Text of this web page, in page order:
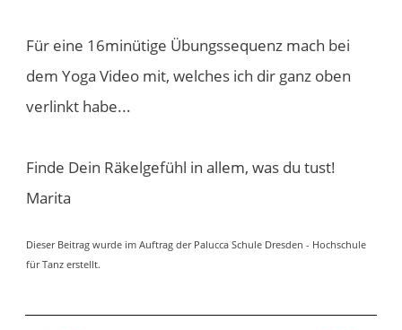
Für eine 16minütige Übungssequenz mach bei
dem Yoga Video ​mit, welches ich dir ganz oben
verlinkt habe...
Finde Dein Räkelgefühl in allem, was du tust!
Marita
Dieser Beitrag wurde im Auftrag der Palucca Schule Dresden - Hochschule
für Tanz erstellt.